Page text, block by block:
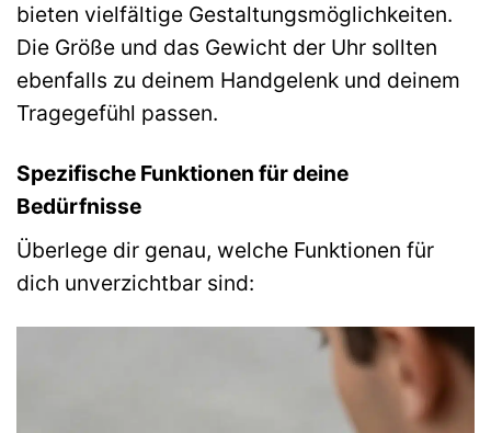
bieten vielfältige Gestaltungsmöglichkeiten.
Die Größe und das Gewicht der Uhr sollten
ebenfalls zu deinem Handgelenk und deinem
Tragegefühl passen.
Spezifische Funktionen für deine
Bedürfnisse
Überlege dir genau, welche Funktionen für
dich unverzichtbar sind: